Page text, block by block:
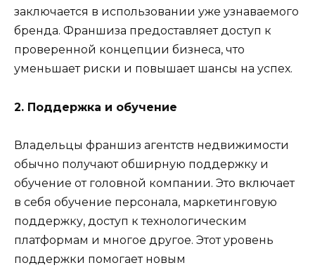
заключается в использовании уже узнаваемого
бренда. Франшиза предоставляет доступ к
проверенной концепции бизнеса, что
уменьшает риски и повышает шансы на успех.
2. Поддержка и обучение
Владельцы франшиз агентств недвижимости
обычно получают обширную поддержку и
обучение от головной компании. Это включает
в себя обучение персонала, маркетинговую
поддержку, доступ к технологическим
платформам и многое другое. Этот уровень
поддержки помогает новым